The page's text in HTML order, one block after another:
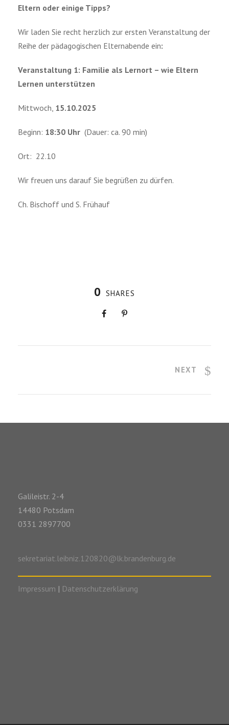
Eltern oder einige Tipps?
Wir laden Sie recht herzlich zur ersten Veranstaltung der
Reihe der pädagogischen Elternabende ein:
Veranstaltung 1: Familie als Lernort – wie Eltern
Lernen unterstützen
Mittwoch, 15.10.2025
Beginn: 18:30 Uhr (Dauer: ca. 90 min)
Ort: 22.10
Wir freuen uns darauf Sie begrüßen zu dürfen.
Ch. Bischoff und S. Frühauf
0 SHARES
NEXT
Galileistr. 2-4
14480 Potsdam
0331 2897700
sekretariat.leibniz.120820@lk.brandenburg.de
Impressum | Datenschutzerklärung